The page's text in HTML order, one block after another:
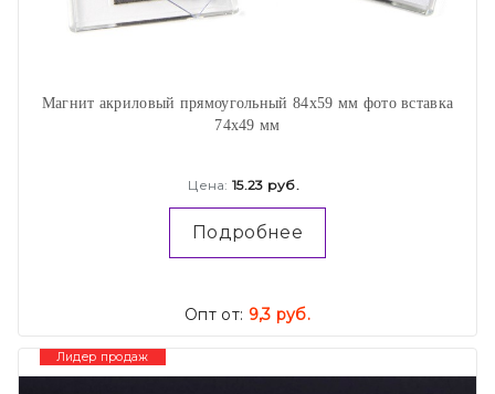
Магнит акриловый прямоугольный 84х59 мм фото вставка
74х49 мм
Цена: 15.23 руб.
Подробнее
Опт от: 9,3 руб.
Лидер продаж